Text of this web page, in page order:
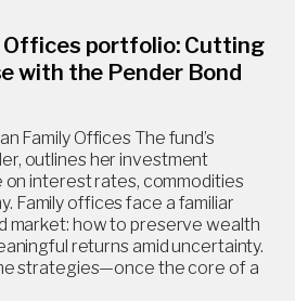
Offices portfolio: Cutting
with the Pender Bond
Family Offices The fund’s
outlines her investment
on interest rates, commodities
Family offices face a familiar
market: how to preserve wealth
returns amid uncertainty.
strategies—once the core of a